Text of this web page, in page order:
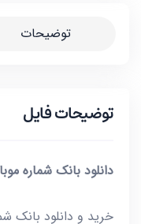
توضیحات
توضیحات فایل
دانلود بانک شماره
خرید و دانلود بانک